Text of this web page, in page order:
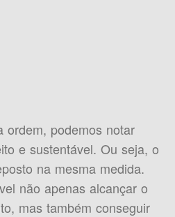
ordem, podemos notar
e sustentável. Ou seja, o
na mesma medida.
não apenas alcançar o
mas também conseguir